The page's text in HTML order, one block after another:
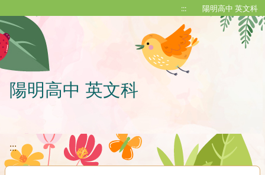
::: 陽明高中 英文科
陽明高中 英文科
:::